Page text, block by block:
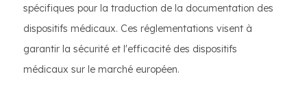
spécifiques pour la traduction de la documentation des
dispositifs médicaux. Ces réglementations visent à
garantir la sécurité et l'efficacité des dispositifs
médicaux sur le marché européen.